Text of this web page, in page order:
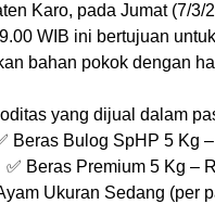
Karo, pada Jumat (7/
WIB ini bertujuan
bahan pokok dengan
yang dijual dalam
Beras Bulog SpHP 5 Kg
✅ Beras Premium 5 Kg –
Ukuran Sedang (per